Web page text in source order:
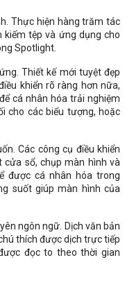
Thực hiện hàng trăm tác
tệp và ứng dụng cho
Spotlight.
Thiết kế mới tuyệt đẹp
khiển rõ ràng hơn nữa,
cá nhân hóa trải nghiệm
cho các biểu tượng, hoặc
Các công cụ điều khiển
cửa sổ, chụp màn hình và
được cá nhân hóa trong
suốt giúp màn hình của
ngôn ngữ. Dịch văn bản
thích được dịch trực tiếp
đọc to theo thời gian